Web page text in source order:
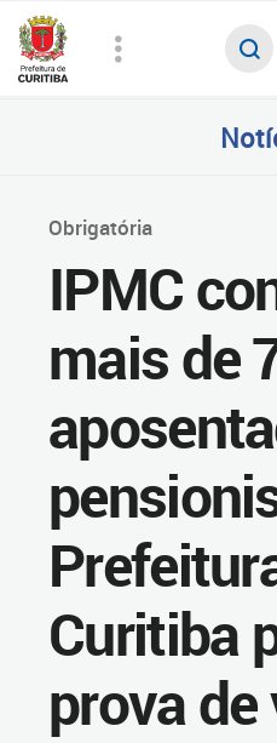
Obrigatória
IPMC
mais de
Curitiba
prova de